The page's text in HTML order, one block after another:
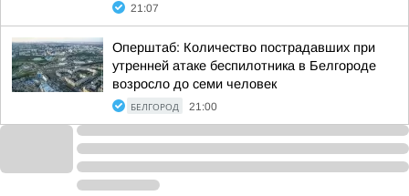
21:07
Оперштаб: Количество пострадавших при
утренней атаке беспилотника в Белгороде
возросло до семи человек
БЕЛГОРОД 21:00